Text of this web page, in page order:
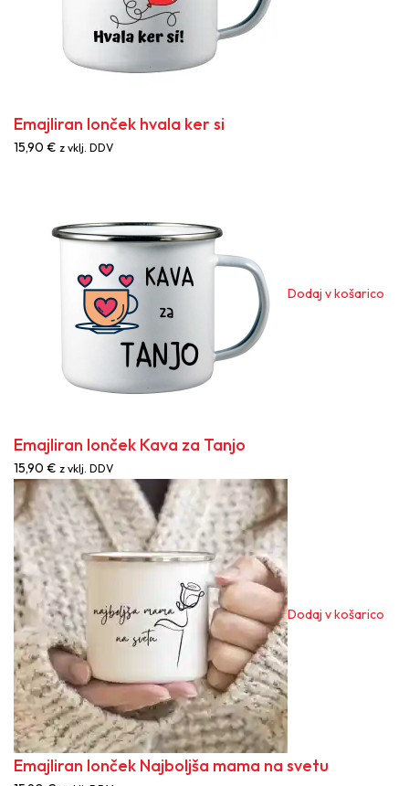
Emajliran lonček hvala ker si
15,90 € z vklj. DDV
Dodaj v košarico
Emajliran lonček Kava za Tanjo
15,90 € z vklj. DDV
Dodaj v košarico
Emajliran lonček Najboljša mama na svetu